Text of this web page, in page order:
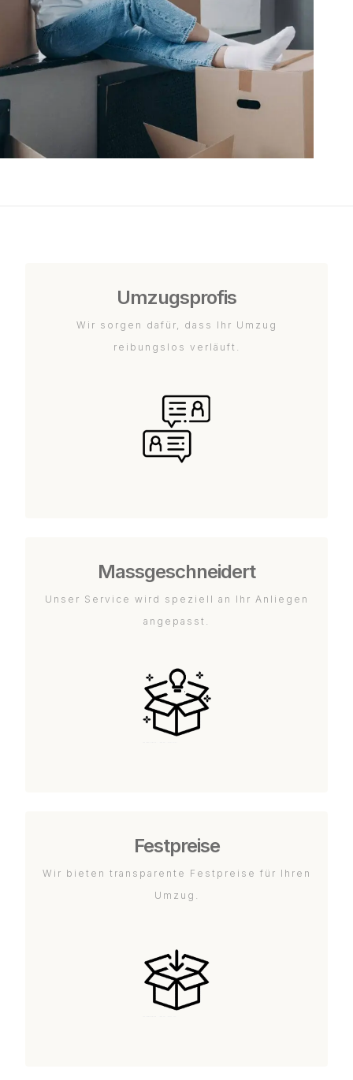
Umzugsprofis
Wir sorgen dafür, dass Ihr Umzug
reibungslos verläuft.
Massgeschneidert
Unser Service wird speziell an Ihr Anliegen
angepasst.
Festpreise
Wir bieten transparente Festpreise für Ihren
Umzug.